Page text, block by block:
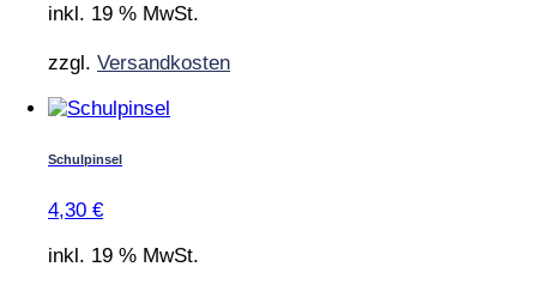
inkl. 19 % MwSt.
zzgl. Versandkosten
Schulpinsel
4,30 €
inkl. 19 % MwSt.